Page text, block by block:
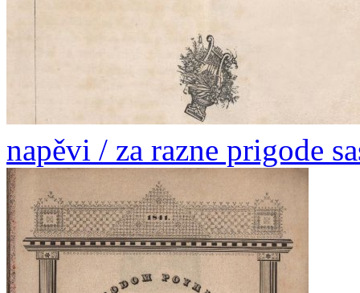
napěvi / za razne prigode